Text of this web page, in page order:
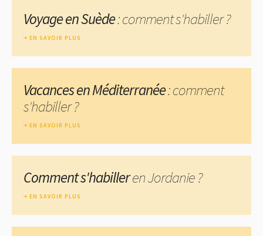
Voyage en Suède: comment s'habiller ?
EN SAVOIR PLUS
Vacances en Méditerranée: comment
s'habiller ?
EN SAVOIR PLUS
Comment s'habilleren Jordanie ?
EN SAVOIR PLUS